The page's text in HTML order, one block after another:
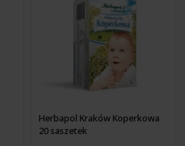
Herbapol Kraków Koperkowa
20 saszetek